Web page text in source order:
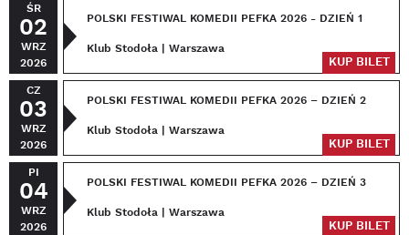
ŚR
02
WRZ
2026
POLSKI FESTIWAL KOMEDII PEFKA 2026 - DZIEŃ 1
Klub Stodoła | Warszawa
KUP BILET
CZ
03
WRZ
2026
POLSKI FESTIWAL KOMEDII PEFKA 2026 – DZIEŃ 2
Klub Stodoła | Warszawa
KUP BILET
PI
04
WRZ
2026
POLSKI FESTIWAL KOMEDII PEFKA 2026 – DZIEŃ 3
Klub Stodoła | Warszawa
KUP BILET